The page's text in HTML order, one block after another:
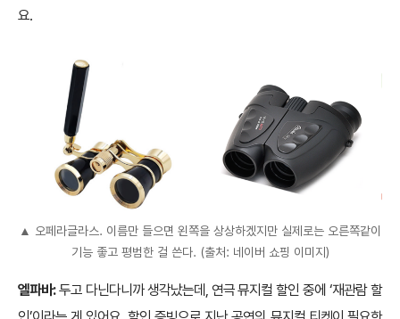
요.
▲ 오페라글라스. 이름만 들으면 왼쪽을 상상하겠지만 실제로는 오른쪽같이
기능 좋고 평범한 걸 쓴다. (출처: 네이버 쇼핑 이미지)
엘파바:두고 다닌다니까 생각났는데, 연극 뮤지컬 할인 중에 ‘재관람 할